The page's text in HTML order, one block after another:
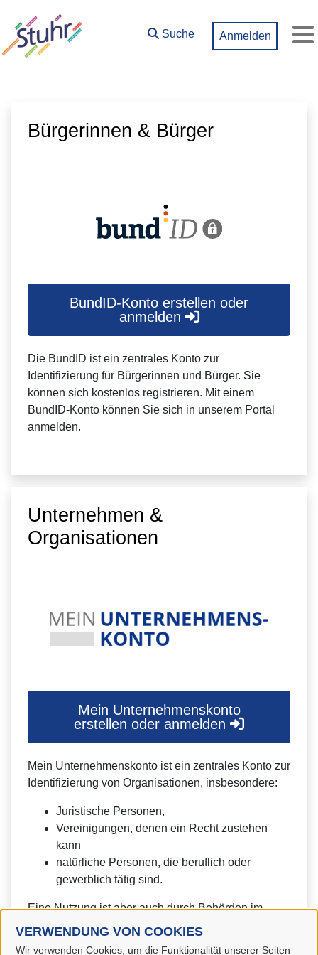
Zum Hauptinhalt springen
VERWENDUNG VON COOKIES
Wir verwenden Cookies, um die Funktionalität unserer Seiten
Suche Anmelden
Bürgerinnen & Bürger
BundID-Konto erstellen oder
anmelden
Die BundID ist ein zentrales Konto zur
Identifizierung für Bürgerinnen und Bürger. Sie
können sich kostenlos registrieren. Mit einem
BundID-Konto können Sie sich in unserem Portal
anmelden.
Unternehmen &
Organisationen
Mein Unternehmenskonto
erstellen oder anmelden
Mein Unternehmenskonto ist ein zentrales Konto zur
Identifizierung von Organisationen, insbesondere:
Juristische Personen,
Vereinigungen, denen ein Recht zustehen
kann
natürliche Personen, die beruflich oder
gewerblich tätig sind.
Eine Nutzung ist aber auch durch Behörden im
Sinne von § 1 Abs. 4 Verwaltungsverfahrensgesetz